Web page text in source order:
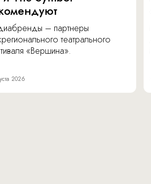
– партнеры
театрального
«Вершина».
2026